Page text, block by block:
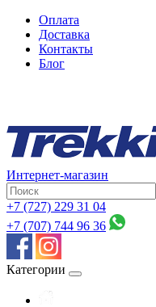
Оплата
Доставка
Контакты
Блог
Интернет-магазин
+7 (727) 229 31 04
+7 (707) 744 96 36
Категории